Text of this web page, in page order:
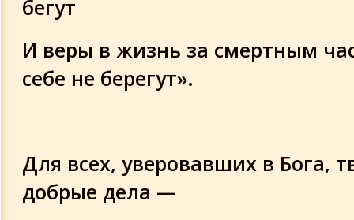
бегут
И веры в жизнь за смертным
себе не берегут».
Для всех, уверовавших в Бога,
добрые дела —